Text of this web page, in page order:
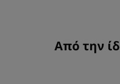
Από την